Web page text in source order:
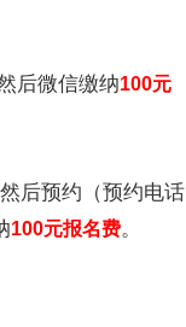
后微信缴纳100元
后预约（预约电话
100元报名费。